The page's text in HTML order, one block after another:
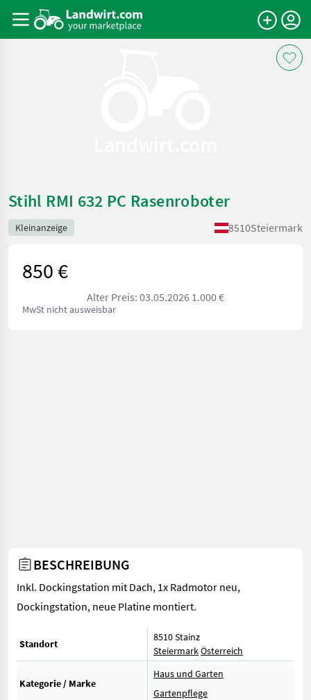
Stihl RMI 632 PC Rasenroboter
Kleinanzeige 8510Steiermark
850 €
Alter Preis: 03.05.2026 1.000 €
MwSt nicht ausweisbar
BESCHREIBUNG
Inkl. Dockingstation mit Dach, 1x Radmotor neu,
Dockingstation, neue Platine montiert.
Standort
8510 Stainz
SteiermarkÖsterreich
Kategorie / Marke
Haus und Garten
Gartenpflege